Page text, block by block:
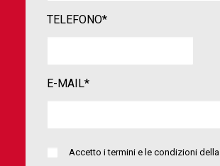
TELEFONO*
E-MAIL*
Accetto i termini e le condizioni della